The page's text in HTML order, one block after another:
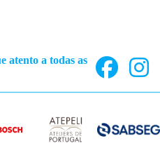
atento a todas as